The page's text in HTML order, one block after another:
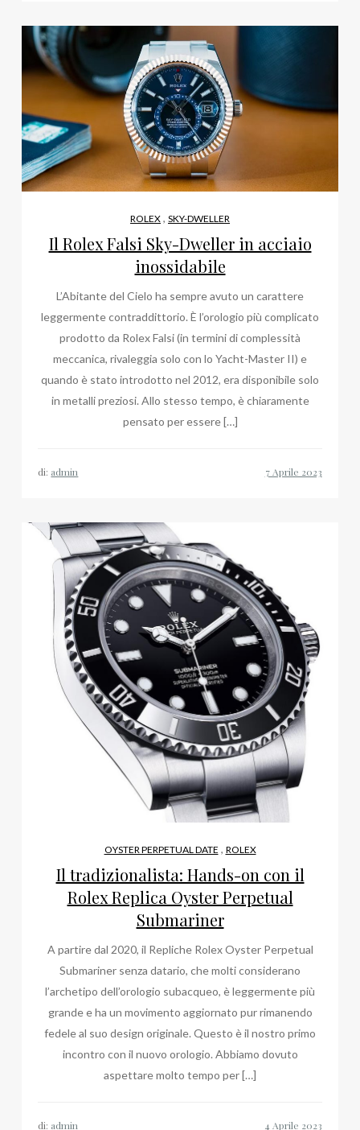
ROLEX , SKY-DWELLER
Il Rolex Falsi Sky-Dweller in acciaio
inossidabile
L’Abitante del Cielo ha sempre avuto un carattere
leggermente contraddittorio. È l’orologio più complicato
prodotto da Rolex Falsi (in termini di complessità
meccanica, rivaleggia solo con lo Yacht-Master II) e
quando è stato introdotto nel 2012, era disponibile solo
in metalli preziosi. Allo stesso tempo, è chiaramente
pensato per essere […]
di: admin
OYSTER PERPETUAL DATE , ROLEX
Il tradizionalista: Hands-on con il
Rolex Replica Oyster Perpetual
Submariner
A partire dal 2020, il Repliche Rolex Oyster Perpetual
Submariner senza datario, che molti considerano
l’archetipo dell’orologio subacqueo, è leggermente più
grande e ha un movimento aggiornato pur rimanendo
fedele al suo design originale. Questo è il nostro primo
incontro con il nuovo orologio. Abbiamo dovuto
aspettare molto tempo per […]
di: admin